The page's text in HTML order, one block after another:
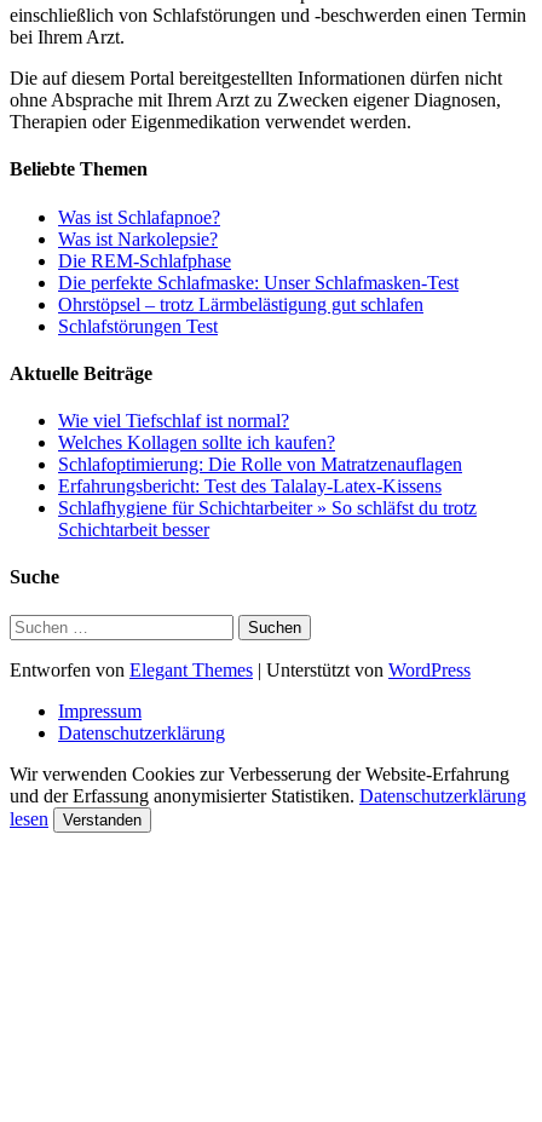
einschließlich von Schlafstörungen und -beschwerden einen Termin
bei Ihrem Arzt.
Die auf diesem Portal bereitgestellten Informationen dürfen nicht
ohne Absprache mit Ihrem Arzt zu Zwecken eigener Diagnosen,
Therapien oder Eigenmedikation verwendet werden.
Beliebte Themen
Was ist Schlafapnoe?
Was ist Narkolepsie?
Die REM-Schlafphase
Die perfekte Schlafmaske: Unser Schlafmasken-Test
Ohrstöpsel – trotz Lärmbelästigung gut schlafen
Schlafstörungen Test
Aktuelle Beiträge
Wie viel Tiefschlaf ist normal?
Welches Kollagen sollte ich kaufen?
Schlafoptimierung: Die Rolle von Matratzenauflagen
Erfahrungsbericht: Test des Talalay-Latex-Kissens
Schlafhygiene für Schichtarbeiter » So schläfst du trotz
Schichtarbeit besser
Suche
Suchen
nach:
Entworfen von Elegant Themes | Unterstützt von WordPress
Impressum
Datenschutzerklärung
Wir verwenden Cookies zur Verbesserung der Website-Erfahrung
und der Erfassung anonymisierter Statistiken. Datenschutzerklärung
lesen
Verstanden